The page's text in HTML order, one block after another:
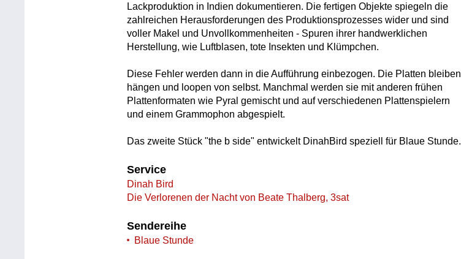
Lackproduktion in Indien dokumentieren. Die fertigen Objekte spiegeln die
zahlreichen Herausforderungen des Produktionsprozesses wider und sind
voller Makel und Unvollkommenheiten - Spuren ihrer handwerklichen
Herstellung, wie Luftblasen, tote Insekten und Klümpchen.
Diese Fehler werden dann in die Aufführung einbezogen. Die Platten bleiben
hängen und loopen von selbst. Manchmal werden sie mit anderen frühen
Plattenformaten wie Pyral gemischt und auf verschiedenen Plattenspielern
und einem Grammophon abgespielt.
Das zweite Stück "the b side" entwickelt DinahBird speziell für Blaue Stunde.
Service
Dinah Bird
Die Verlorenen der Nacht von Beate Thalberg, 3sat
Sendereihe
Blaue Stunde